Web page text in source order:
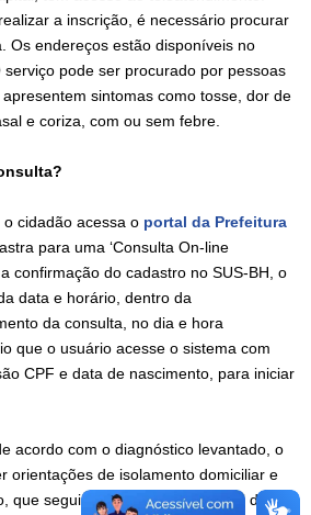
a inscrição, é necessário procurar
Os endereços estão disponíveis no
serviço pode ser procurado por pessoas
sintomas como tosse, dor de
e coriza, com ou sem febre.
cidadão acessa o portal da Prefeitura
para uma ‘Consulta On-line
confirmação do cadastro no SUS-BH, o
data e horário, dentro da
da consulta, no dia e hora
que o usuário acesse o sistema com
CPF e data de nascimento, para iniciar
acordo com o diagnóstico levantado, o
orientações de isolamento domiciliar e
que seguirá escaneada no e-mail de